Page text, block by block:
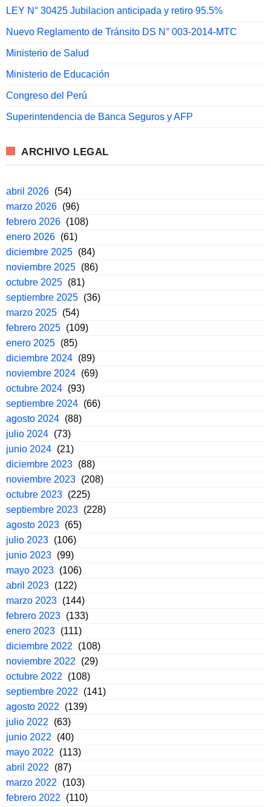
LEY N° 30425 Jubilacion anticipada y retiro 95.5%
Nuevo Reglamento de Tránsito DS N° 003-2014-MTC
Ministerio de Salud
Ministerio de Educación
Congreso del Perú
Superintendencia de Banca Seguros y AFP
ARCHIVO LEGAL
abril 2026 (54)
marzo 2026 (96)
febrero 2026 (108)
enero 2026 (61)
diciembre 2025 (84)
noviembre 2025 (86)
octubre 2025 (81)
septiembre 2025 (36)
marzo 2025 (54)
febrero 2025 (109)
enero 2025 (85)
diciembre 2024 (89)
noviembre 2024 (69)
octubre 2024 (93)
septiembre 2024 (66)
agosto 2024 (88)
julio 2024 (73)
junio 2024 (21)
diciembre 2023 (88)
noviembre 2023 (208)
octubre 2023 (225)
septiembre 2023 (228)
agosto 2023 (65)
julio 2023 (106)
junio 2023 (99)
mayo 2023 (106)
abril 2023 (122)
marzo 2023 (144)
febrero 2023 (133)
enero 2023 (111)
diciembre 2022
(108)
noviembre 2022
(29)
octubre 2022
(108)
septiembre 2022
(141)
agosto 2022
(139)
julio 2022
(63)
junio 2022
(40)
mayo 2022
(113)
abril 2022
(87)
marzo 2022
(103)
febrero 2022
(110)